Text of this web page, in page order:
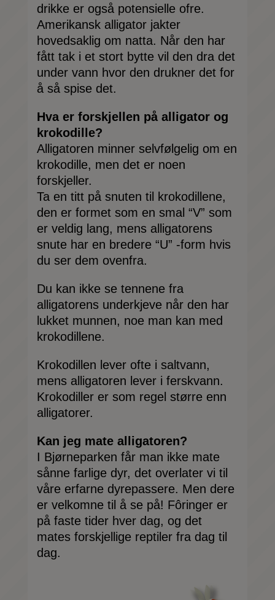
drikke er også potensielle ofre.
Amerikansk alligator jakter
hovedsaklig om natta. Når den har
fått tak i et stort bytte vil den dra det
under vann hvor den drukner det for
å så spise det.
Hva er forskjellen på alligator og
krokodille?
Alligatoren minner selvfølgelig om en
krokodille, men det er noen
forskjeller.
Ta en titt på snuten til krokodillene,
den er formet som en smal “V” som
er veldig lang, mens alligatorens
snute har en bredere “U” -form hvis
du ser dem ovenfra.
Du kan ikke se tennene fra
alligatorens underkjeve når den har
lukket munnen, noe man kan med
krokodillene.
Krokodillen lever ofte i saltvann,
mens alligatoren lever i ferskvann.
Krokodiller er som regel større enn
alligatorer.
Kan jeg mate alligatoren?
I Bjørneparken får man ikke mate
sånne farlige dyr, det overlater vi til
våre erfarne dyrepassere. Men dere
er velkomne til å se på! Fôringer er
på faste tider hver dag, og det
mates forskjellige reptiler fra dag til
dag.